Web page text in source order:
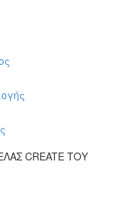
CREATE ΤΟΥ